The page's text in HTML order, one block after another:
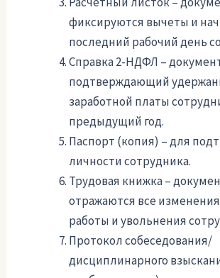
фиксируются вычеты и
последний рабочий день
Справка 2-НДФЛ –
подтверждающий
заработной платы
предыдущий год.
Паспорт (копия) – для
личности сотрудника.
Трудовая книжка –
отражаются все
работы и увольнения
Протокол собеседования/
дисциплинарного